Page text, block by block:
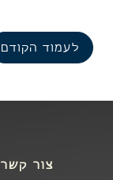
לעמוד הקודם
צור קשר